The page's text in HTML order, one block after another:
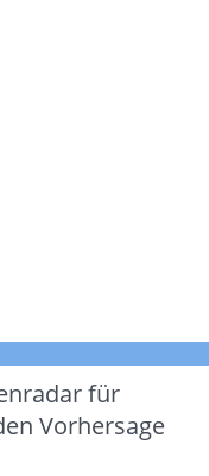
für
Vorhersage